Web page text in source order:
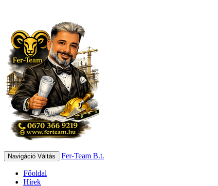
Navigáció Váltás Fer-Team B.t.
Főoldal
Hírek